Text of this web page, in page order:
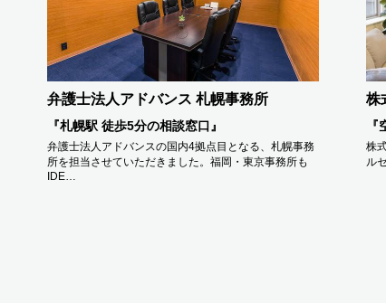
弁護士法人アドバンス 札幌事務所
『札幌駅 徒歩5分の相談窓口』
弁護士法人アドバンスの国内4拠点目となる、札幌事務
所を担当させていただきました。福岡・東京事務所も
IDE…
株
株
ル